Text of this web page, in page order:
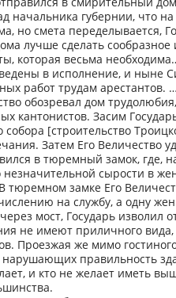
начальника губернии, что
но смета переделывается,
лучше сделать
которая весьма
в исполнение, и ныне
работ трудам
обозревал дом
кантонистов. Засим
собора [строительство
Затем Его Величество
в тюремный замок, где,
незначительной сырости в
замке Его
на службу, а одну
мост, Государь изволил
не имеют приличного
Проезжая же мимо
правильность
и кто не желает иметь